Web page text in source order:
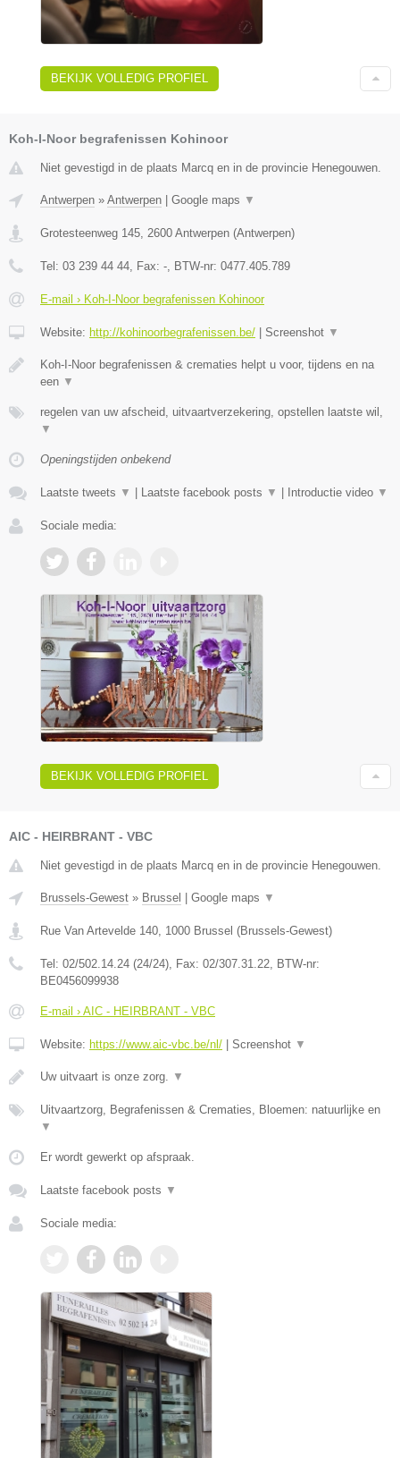
BEKIJK VOLLEDIG PROFIEL
Koh-I-Noor begrafenissen Kohinoor
Niet gevestigd in de plaats Marcq en in de provincie Henegouwen.
Antwerpen » Antwerpen | Google maps ▼
Grotesteenweg 145 2600 Antwerpen (Antwerpen)
Tel: 03 239 44 44 , Fax: - , BTW-nr: 0477.405.789
E-mail › Koh-I-Noor begrafenissen Kohinoor
Website: http://kohinoorbegrafenissen.be/ | Screenshot ▼
Koh-I-Noor begrafenissen & crematies helpt u voor, tijdens en na
een ▼
regelen van uw afscheid, uitvaartverzekering, opstellen laatste wil,
▼
Openingstijden onbekend
Laatste tweets ▼ | Laatste facebook posts ▼ | Introductie video ▼
Sociale media:
BEKIJK VOLLEDIG PROFIEL
AIC - HEIRBRANT - VBC
Niet gevestigd in de plaats Marcq en in de provincie Henegouwen.
Brussels-Gewest » Brussel Google maps ▼
Rue Van Artevelde 140, 1000 Brussel (Brussels-Gewest)
Tel: 02/502.14.24 (24/24), Fax: 02/307.31.22, BTW-nr:
BE0456099938
E-mail › AIC - HEIRBRANT - VBC
Website: https://www.aic-vbc.be/nl/ Screenshot ▼
Uw uitvaart is onze zorg. ▼
Uitvaartzorg, Begrafenissen & Crematies, Bloemen: natuurlijke en
▼
Er wordt gewerkt op afspraak.
Laatste facebook posts ▼
Sociale media: